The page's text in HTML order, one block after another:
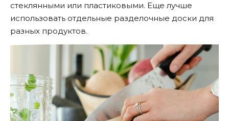
стеклянными или пластиковыми. Еще лучше
использовать отдельные разделочные доски для
разных продуктов.